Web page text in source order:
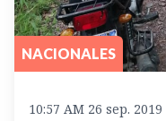
NACIONALES
10:57 AM 26 sep. 2019